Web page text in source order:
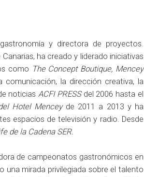
y directora de proyectos.
ha creado y liderado iniciativas
como The Concept Boutique, Mencey
la dirección creativa, la
noticiasACFI PRESSdel 2006 hasta el
Hotel Menceyde 2011 a 2013 y ha
espacios de televisión y radio. Desde
de la Cadena SER.
de campeonatos gastronómicos en
una mirada privilegiada sobre el talento